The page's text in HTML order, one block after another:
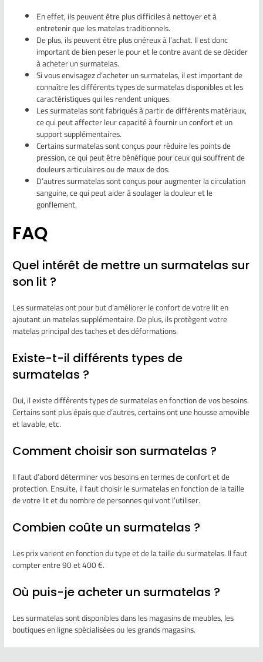
En effet, ils peuvent être plus difficiles à nettoyer et à
entretenir que les matelas traditionnels.
De plus, ils peuvent être plus onéreux à l’achat. Il est donc
important de bien peser le pour et le contre avant de se décider
à acheter un surmatelas.
Si vous envisagez d’acheter un surmatelas, il est important de
connaître les différents types de surmatelas disponibles et les
caractéristiques qui les rendent uniques.
Les surmatelas sont fabriqués à partir de différents matériaux,
ce qui peut affecter leur capacité à fournir un confort et un
support supplémentaires.
Certains surmatelas sont conçus pour réduire les points de
pression, ce qui peut être bénéfique pour ceux qui souffrent de
douleurs articulaires ou de maux de dos.
D’autres surmatelas sont conçus pour augmenter la circulation
sanguine, ce qui peut aider à soulager la douleur et le
gonflement.
FAQ
Quel intérêt de mettre un surmatelas sur
son lit ?
Les surmatelas ont pour but d’améliorer le confort de votre lit en
ajoutant un matelas supplémentaire. De plus, ils protègent votre
matelas principal des taches et des déformations.
Existe-t-il différents types de
surmatelas ?
Oui, il existe différents types de surmatelas en fonction de vos besoins.
Certains sont plus épais que d’autres, certains ont une housse amovible
et lavable, etc.
Comment choisir son surmatelas ?
Il faut d’abord déterminer vos besoins en termes de confort et de
protection. Ensuite, il faut choisir le surmatelas en fonction de la taille
de votre lit et du nombre de personnes qui vont l’utiliser.
Combien coûte un surmatelas ?
Les prix varient en fonction du type et de la taille du surmatelas. Il faut
compter entre 90 et 400 €.
Où puis-je acheter un surmatelas ?
Les surmatelas sont disponibles dans les magasins de meubles, les
boutiques en ligne spécialisées ou les grands magasins.